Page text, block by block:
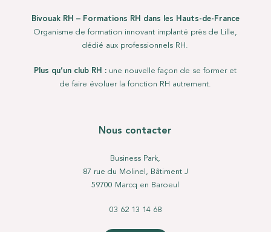
Bivouak RH – Formations RH dans les Hauts-de-France
Organisme de formation innovant implanté près de Lille,
dédié aux professionnels RH.
Plus qu’un club RH : une nouvelle façon de se former et
de faire évoluer la fonction RH autrement.
Nous contacter
Business Park,
87 rue du Molinel, Bâtiment J
59700 Marcq en Baroeul
03 62 13 14 68